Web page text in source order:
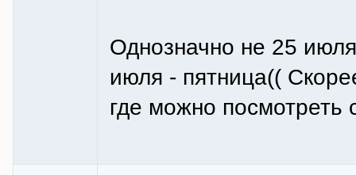
Однозначно не 25
июля - пятница((
где можно посмотреть